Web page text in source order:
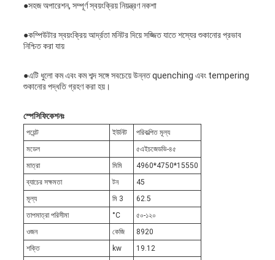
●সহজ অপারেশন, সম্পূর্ণ স্বয়ংক্রিয় নিয়ন্ত্রণ নকশা
●কম্পিউটার স্বয়ংক্রিয় আর্দ্রতা মনিটর দিয়ে সজ্জিত যাতে শস্যের শুকানোর প্রভাব
নিশ্চিত করা যায়
●এটি ধুলো কম এবং কম শব্দ সঙ্গে সবচেয়ে উন্নত quenching এবং tempering
শুকানোর পদ্ধতি গ্রহণ করা হয়।
স্পেসিফিকেশনঃ
পয়েন্ট ইউনিট
পরিকল্পিত মূল্য
মডেল
৫এইচজেডভি-৪৫
মাত্রা
মিমি
4960*4750*15550
ব্যাচের সক্ষমতা
টন
45
মূল্য
মি 3
62.5
তাপমাত্রা পরিসীমা
°C
৫০-১২০
ওজন
কেজি
8920
শক্তি
kw
19.12